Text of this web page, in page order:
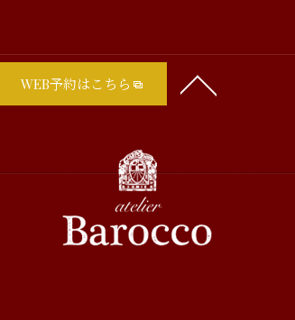
WEB予約はこちら